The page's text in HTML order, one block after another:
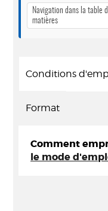
Navigation dans la table
matières
Conditions
Format
Comment
le mode